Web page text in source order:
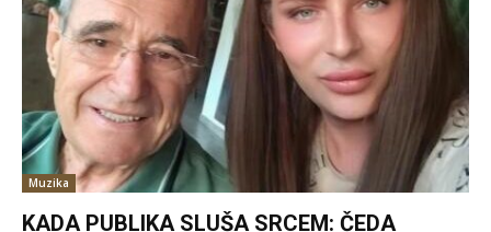
Muzika
KADA PUBLIKA SLUŠA SRCEM: ČEDA